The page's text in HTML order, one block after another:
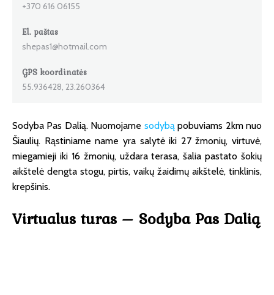
+370 616 06155
El. paštas
shepas1@hotmail.com
GPS koordinatės
55.936428, 23.260364
Sodyba Pas Dalią. Nuomojame sodybąpobuviams 2km nuo
Šiaulių. Rąstiniame name yra salytė iki 27 žmonių, virtuvė,
miegamieji iki 16 žmonių, uždara terasa, šalia pastato šokių
aikštelė dengta stogu, pirtis, vaikų žaidimų aikštelė, tinklinis,
krepšinis.
Virtualus turas – Sodyba Pas Dalią